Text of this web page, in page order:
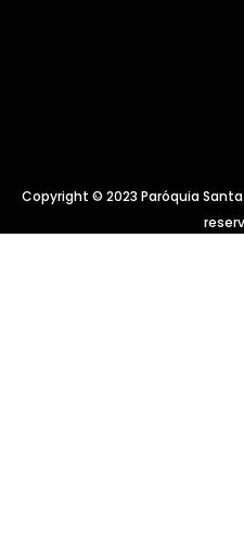
Copyright © 2023 Paróquia